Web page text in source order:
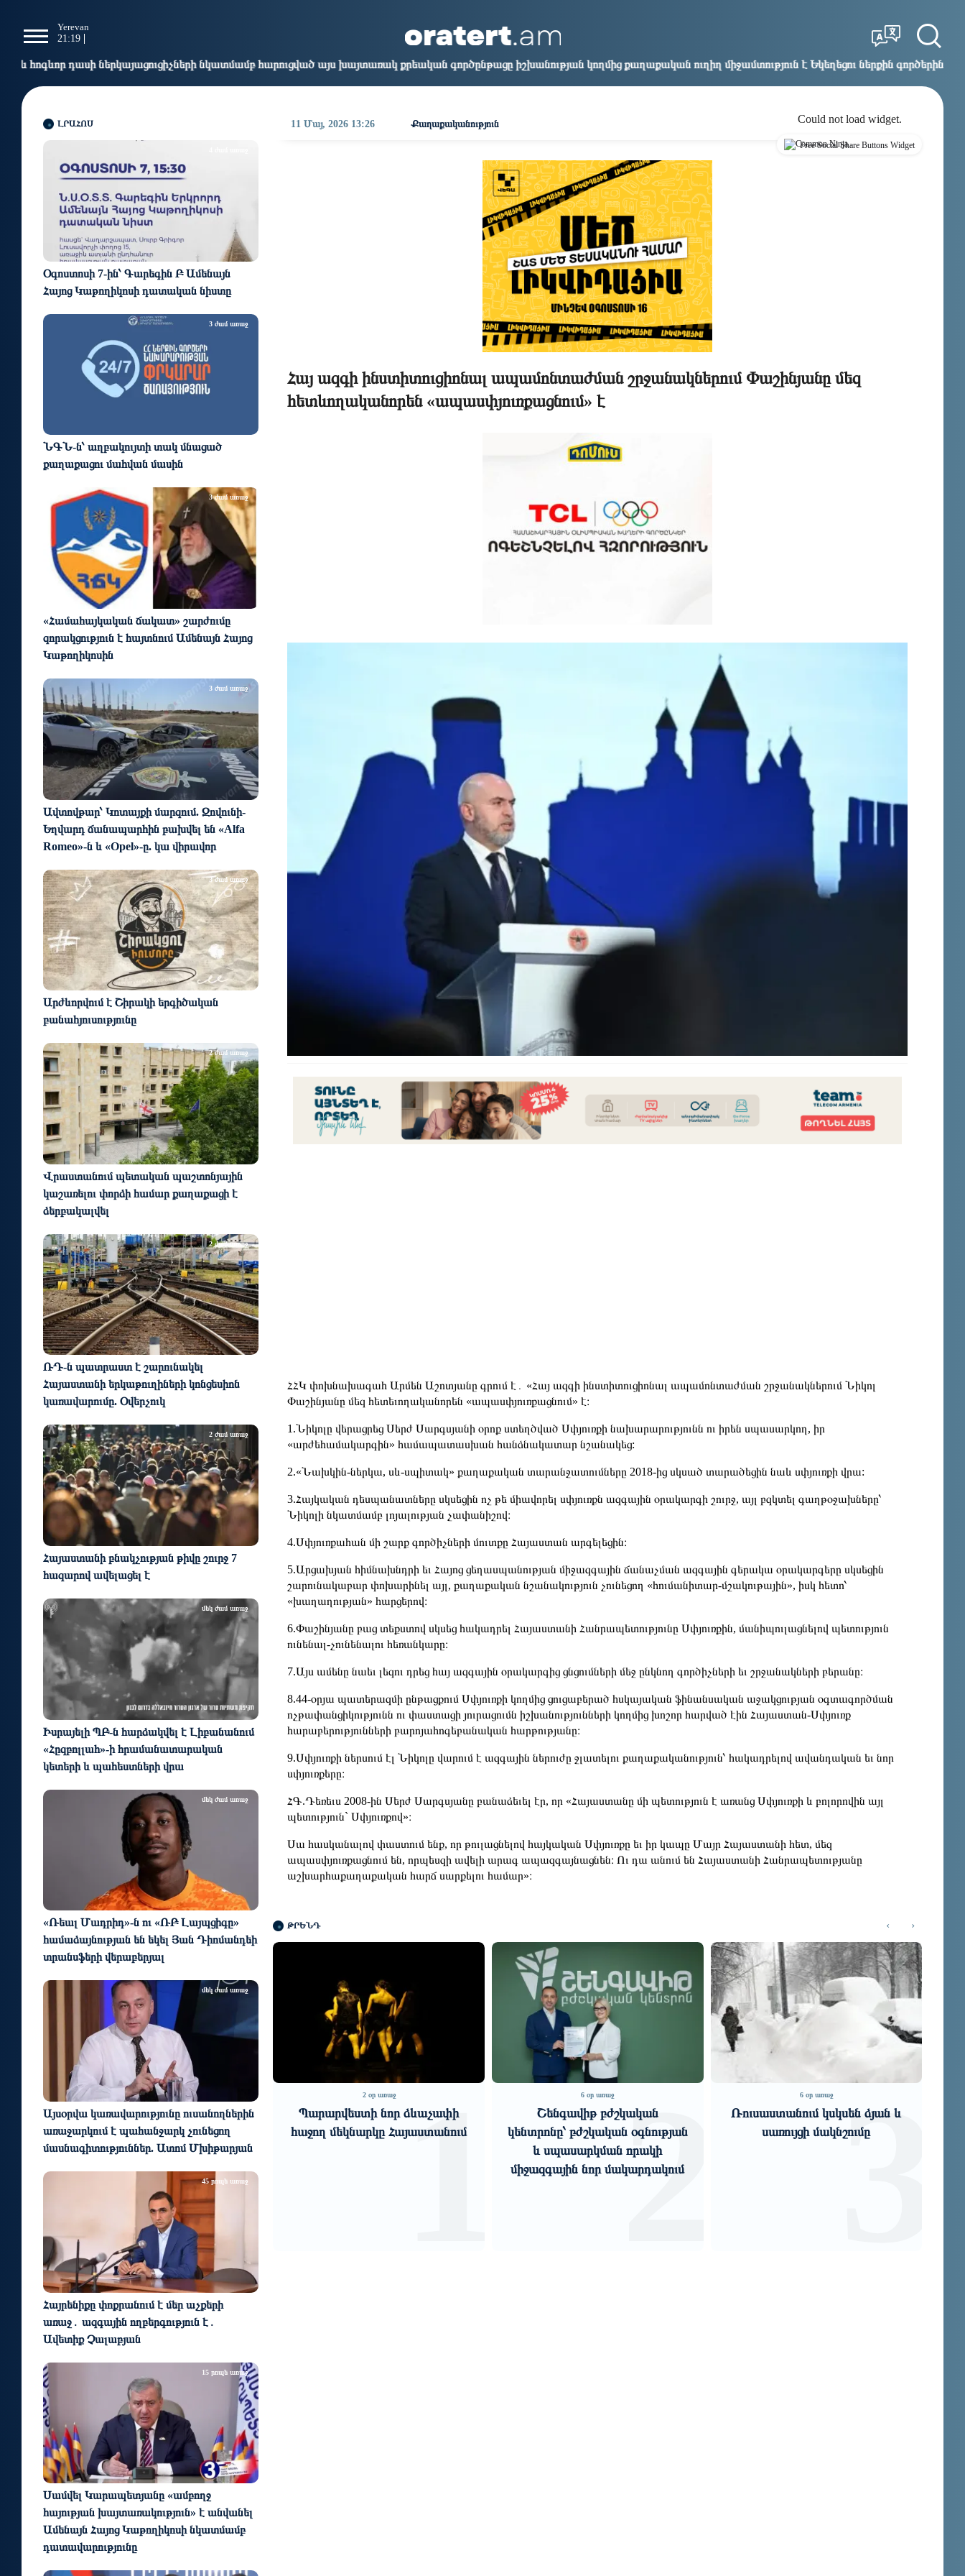
Yerevan
21:19
Los Angeles
10:19
Beijing
01:19
նկատմամբ հարուցված այս խայտառակ քրեական գործընթացը իշխանության կողմից քաղաքական ուղիղ միջամտություն է Եկեղեցու ներքին գործերին և
ԼՐԱՀՈՍ
Օգոստոսի 7-ին՝ Գարեգին Բ Ամենայն
Հայոց Կաթողիկոսի դատական նիստը
ՆԳՆ-ն՝ աղբակույտի տակ մնացած
քաղաքացու մահվան մասին
3 ժամ առաջ
«Համահայկական ճակատ» շարժումը
զորակցություն է հայտնում Ամենայն Հայոց
Կաթողիկոսին
3 ժամ առաջ
Ավտովթար՝ Կոտայքի մարզում. Զովունի-
Եղվարդ ճանապարհին բախվել են «Alfa
Romeo»-ն և «Opel»-ը. կա վիրավոր
3 ժամ առաջ
Արժևորվում է Շիրակի երգիծական
բանահյուսությունը
3 ժամ առաջ
Վրաստանում պետական ​​պաշտոնյային
կաշառելու փորձի համար քաղաքացի է
ձերբակալվել
2 ժամ առաջ
ՌԴ-ն պատրաստ է շարունակել
Հայաստանի երկաթուղիների կոնցեսիոն
կառավարումը. Օվերչուկ
2 ժամ առաջ
Հայաստանի բնակչության թիվը շուրջ 7
հազարով ավելացել է
2 ժամ առաջ
Իսրայելի ՊԲ-ն հարձակվել է Լիբանանում
«Հըզբոլլահ»-ի հրամանատարական
կետերի և պահեստների վրա
մեկ ժամ առաջ
«Ռեալ Մադրիդ»-ն ու «ՌԲ Լայպցիգը»
համաձայնության են եկել Յան Դիոմանդեի
տրանսֆերի վերաբերյալ
մեկ ժամ առաջ
Այսօրվա կառավարությունը ուսանողներին
առաջարկում է պահանջարկ չունեցող
մասնագիտություններ. Ատոմ Մխիթարյան
մեկ ժամ առաջ
Հայրենիքը փոքրանում է մեր աչքերի
առաջ․ ազգային ողբերգություն է․
Ավետիք Չալաբյան
45 րոպե առաջ
Սամվել Կարապետյանը «ամբողջ
հայության խայտառակություն» է անվանել
Ամենայն Հայոց Կաթողիկոսի նկատմամբ
դատավարությունը
15 րոպե առաջ
11 Մայ, 2026 13:26 Քաղաքականություն Could not load widget.
Free Social Share Buttons Widget
Հայ ազգի ինստիտուցիոնալ ապամոնտաժման շրջանակներում Փաշինյանը մեզ
հետևողականորեն «ապասփյուռքացնում» է
ՀՀԿ փոխնախագահ Արմեն Աշոտյանը գրում է․ «Հայ ազգի ինստիտուցիոնալ ապամոնտաժման շրջանակներում Նիկոլ
Փաշինյանը մեզ հետեւողականորեն «ապասփյուռքացնում» է։
1.Նիկոլը վերացրեց Սերժ Սարգսյանի օրոք ստեղծված Սփյուռքի նախարարությունն ու իրեն սպասարկող, իր
«արժեհամակարգին» համապատասխան հանձնակատար նշանակեց:
2.«Նախկին-ներկա, սև-սպիտակ» քաղաքական տարանջատումները 2018-ից սկսած տարածեցին նաև սփյուռքի վրա:
3.Հայկական դեսպանատները սկսեցին ոչ թե միավորել սփյուռքն ազգային օրակարգի շուրջ, այլ բզկտել գաղթօջախները՝
Նիկոլի նկատմամբ լոյալության չափանիշով։
4.Սփյուռքահան մի շարք գործիչների մուտքը Հայաստան արգելեցին։
5.Արցախյան հիմնախնդրի եւ Հայոց ցեղասպանության միջազգային ճանաչման ազգային գերակա օրակարգերը սկսեցին
շարունակաբար փոխարինել այլ, քաղաքական նշանակություն չունեցող «հումանիտար-մշակութային», իսկ հետո՝
«խաղաղության» հարցերով։
6.Փաշինյանը բաց տեքստով սկսեց հակադրել Հայաստանի Հանրապետությունը Սփյուռքին, մանիպուլացնելով պետություն
ունենալ-չունենալու հեռանկարը։
7.Այս ամենը նաեւ լեզու դրեց հայ ազգային օրակարգից ցնցումների մեջ ընկնող գործիչների եւ շրջանակների բերանը։
8.44-օրյա պատերազմի ընթացքում Սփյուռքի կողմից ցուցաբերած հսկայական ֆինանսական աջակցության օգտագործման
ոչթափանցիկությունն ու փաստացի յուրացումն իշխանությունների կողմից խոշոր հարված էին Հայաստան-Սփյուռք
հարաբերությունների բարոյահոգեբանական հարթությանը։
9.Սփյուռքի ներսում էլ Նիկոլը վարում է ազգային ներուժը ջլատելու քաղաքականություն՝ հակադրելով ավանդական եւ նոր
սփյուռքերը։
ՀԳ.Դեռեւս 2008-ին Սերժ Սարգսյանը բանաձեւել էր, որ «Հայաստանը մի պետություն է առանց Սփյուռքի և բոլորովին այլ
պետություն` Սփյուռքով»։
Սա հասկանալով փաստում ենք, որ թուլացնելով հայկական Սփյուռքը եւ իր կապը Մայր Հայաստանի հետ, մեզ
ապասփյուռքացնում են, որպեսզի ավելի արագ ապազգայնացնեն։ Ու դա անում են Հայաստանի Հանրապետությանը
աշխարհաքաղաքական հարճ սարքելու համար»։
ԹՐԵՆԴ
6 օր առաջ
Էմոցիոնալ դիվանագիտություն․
Իշխանությունները կրկնում են է
այն նույն սխալը, որը արվեց
Ադրբեջանի դեպքո...
10 2 օր առաջ
Պարարվեստի նոր ձևաչափի
հաջող մեկնարկը Հայաստանում
1 6 օր առաջ
Շենգավիթ բժշկական
կենտրոնը՝ բժշկական օգնության
և սպասարկման որակի
միջազգային նոր մակարդակում
2 6 օր առաջ
Ռուսաստանում կսկսեն ձյան և
սառույցի մակնշումը3
‹ ›